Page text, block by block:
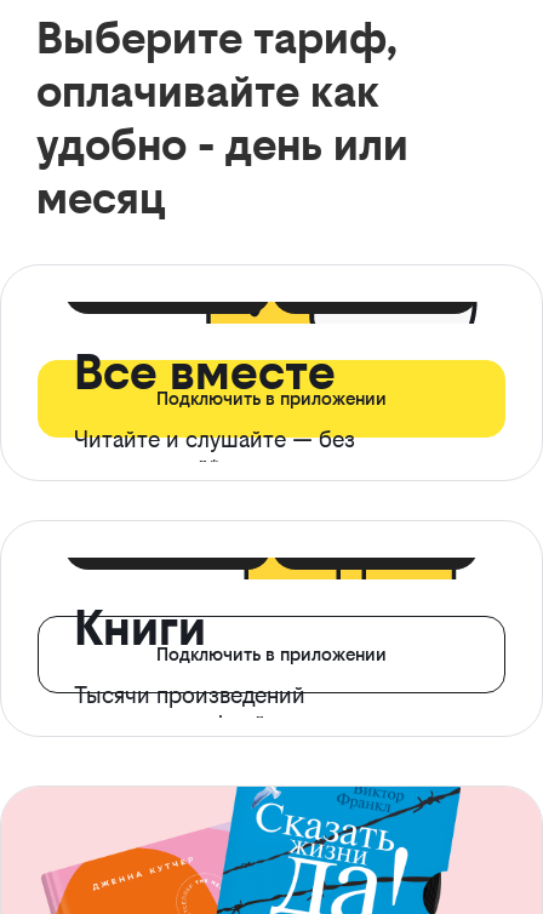
Выберите тариф,
оплачивайте как
удобно - день или
месяц
Все вместе
Читайте и слушайте — без
ограничений*
Подключить в приложении
Книги
Тысячи произведений
с доступом офлайн
Подключить в приложении